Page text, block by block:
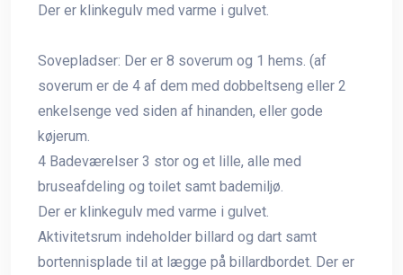
Der er klinkegulv med varme i gulvet.
Sovepladser: Der er 8 soverum og 1 hems. (af
soverum er de 4 af dem med dobbeltseng eller 2
enkelsenge ved siden af hinanden, eller gode
køjerum.
4 Badeværelser 3 stor og et lille, alle med
bruseafdeling og toilet samt bademiljø.
Der er klinkegulv med varme i gulvet.
Aktivitetsrum indeholder billard og dart samt
bortennisplade til at lægge på billardbordet. Der er